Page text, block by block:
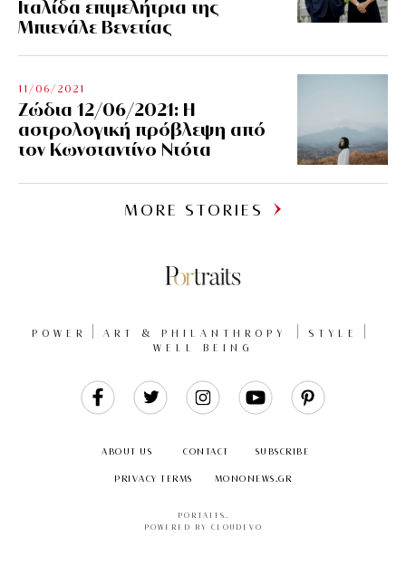
Ιταλίδα επιμελήτρια της
Μπιενάλε Βενετίας
11/06/2021
Ζώδια 12/06/2021: Η
αστρολογική πρόβλεψη από
τον Κωνσταντίνο Ντότα
MORE STORIES
POWER ART & PHILANTHROPY
STYLE
WELL BEING
ABOUT US CONTACT SUBSCRIBE
PRIVACY TERMS MONONEWS.GR
PORTAITS
POWERED BY CLOUDEVO